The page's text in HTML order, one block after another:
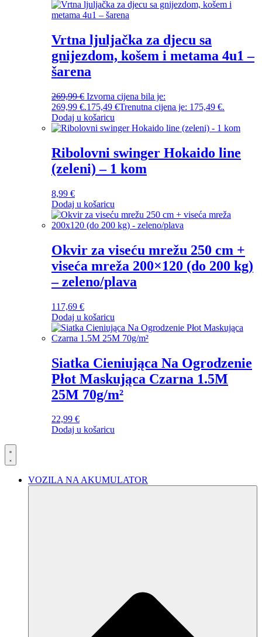
Vrtna ljuljačka za djecu sa
gnijezdom, košem i metama 4u1 –
šarena
269,99€ Izvorna cijena bila je:
269,99 €.175,49 €Trenutna cijena je: 175,49 €.
Dodaj u košaricu
Ribolovni swinger Hokaido line
(zeleni) – 1 kom
8,99 €
Dodaj u košaricu
Okvir za viseću mrežu 250 cm +
viseća mreža 200×120 (do 200 kg)
– zeleno/plava
117,69 €
Dodaj u košaricu
Siatka Cieniująca Na Ogrodzenie
Płot Maskująca Czarna 1.5M
25M 70g/m²
22,99 €
Dodaj u košaricu
VOZILA NA AKUMULATOR